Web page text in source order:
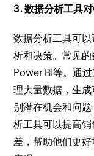
3. 数据分析工具
数据分析工具可
析和决策。常见的
Power BI等。通
理大量数据，生
别潜在机会和问
析工具可以提高
差，帮助他们更